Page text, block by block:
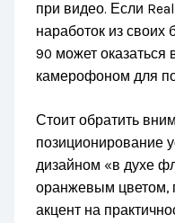
при видео. Если
наработок из своих
90 может
камерофоном для
Стоит обратить
позиционирование
дизайном «в духе
оранжевым цветом,
акцент на